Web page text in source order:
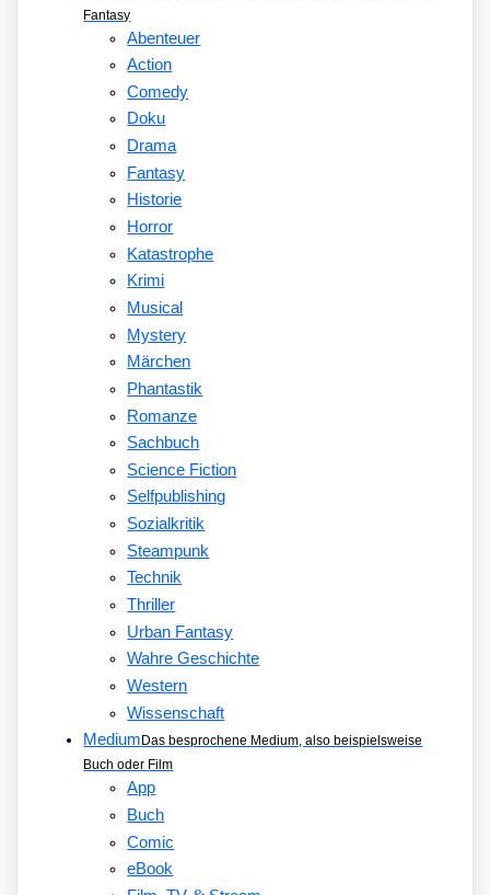
Fantasy
Abenteuer
Action
Comedy
Doku
Drama
Fantasy
Historie
Horror
Katastrophe
Krimi
Musical
Mystery
Märchen
Phantastik
Romanze
Sachbuch
Science Fiction
Selfpublishing
Sozialkritik
Steampunk
Technik
Thriller
Urban Fantasy
Wahre Geschichte
Western
Wissenschaft
Medium Das besprochene Medium, also beispielsweise
Buch oder Film
App
Buch
Comic
eBook